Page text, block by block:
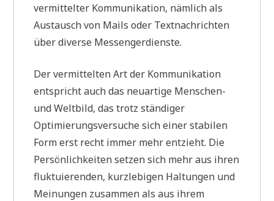
vermittelter Kommunikation, nämlich als
Austausch von Mails oder Textnachrichten
über diverse Messengerdienste.
Der vermittelten Art der Kommunikation
entspricht auch das neuartige Menschen-
und Weltbild, das trotz ständiger
Optimierungsversuche sich einer stabilen
Form erst recht immer mehr entzieht. Die
Persönlichkeiten setzen sich mehr aus ihren
fluktuierenden, kurzlebigen Haltungen und
Meinungen zusammen als aus ihrem